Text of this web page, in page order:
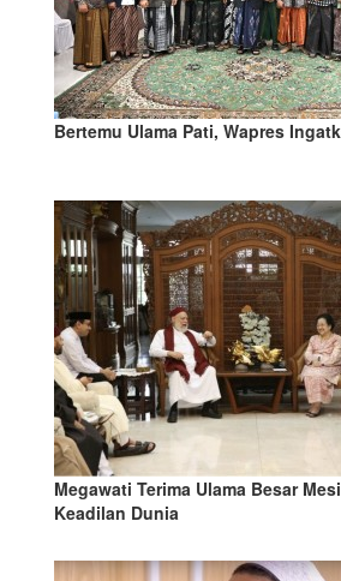
Bertemu Ulama Pati, Wapres
Megawati Terima Ulama Besar
Keadilan Dunia